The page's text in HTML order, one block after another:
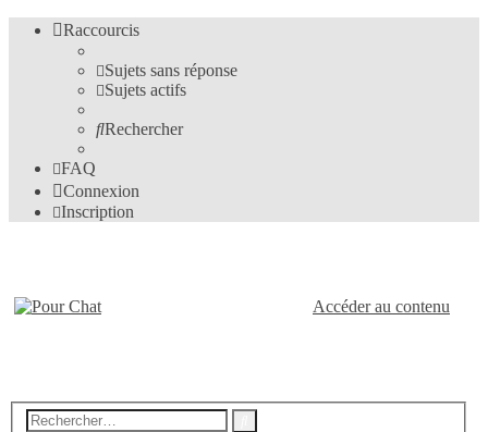
Raccourcis
Sujets sans réponse
Sujets actifs
Rechercher
FAQ
Connexion
Inscription
Accéder au contenu